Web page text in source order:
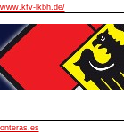
lkbh.de/